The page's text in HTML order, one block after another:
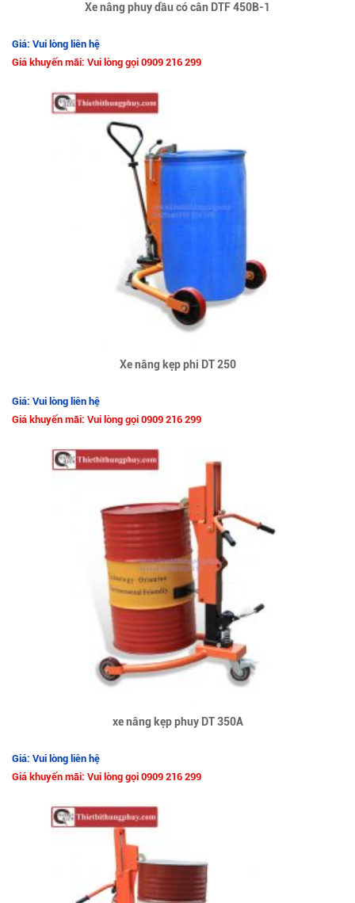
Xe nâng phuy dầu có cân DTF 450B-1
Giá: Vui lòng liên hệ
Giá khuyến mãi: Vui lòng gọi 0909 216 299
Xe nâng kẹp phi DT 250
Giá: Vui lòng liên hệ
Giá khuyến mãi: Vui lòng gọi 0909 216 299
xe nâng kẹp phuy DT 350A
Giá: Vui lòng liên hệ
Giá khuyến mãi: Vui lòng gọi 0909 216 299